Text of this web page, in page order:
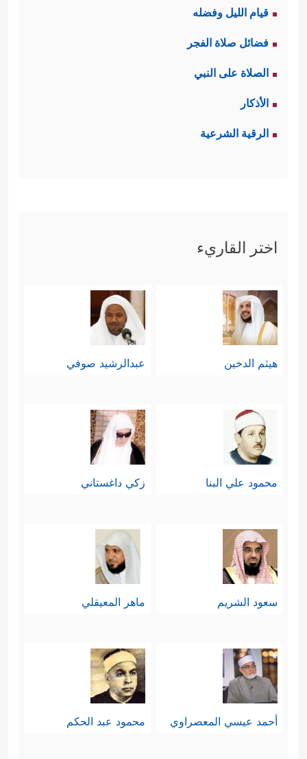
قيام الليل وفضله
فضائل صلاة الفجر
الصلاة على النبي
الأذكار
الرقية الشرعية
اختر القاريء
هيثم الدخين عبدالرشيد صوفي
محمود علي البنا زكي داغستاني
سعود الشريم ماهر المعيقلي
أحمد عيسي المعصراوي محمود عبد الحكم